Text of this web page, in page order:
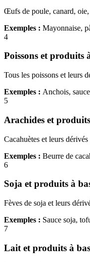
Œufs de poule, canard,
Exemples : Mayonnaise,
4
Poissons et produits
Tous les poissons et leurs
Exemples : Anchois,
5
Arachides et
Cacahuètes et leurs dérivés
Exemples : Beurre de
6
Soja et produits à
Fèves de soja et leurs
Exemples : Sauce soja,
7
Lait et produits à